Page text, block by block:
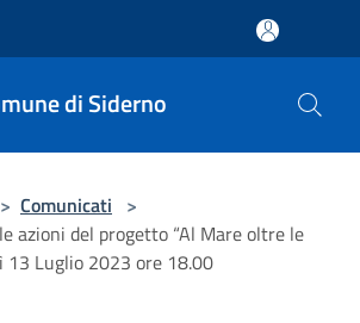
di Siderno
> Comunicati >
azioni del progetto “Al Mare oltre le
13 Luglio 2023 ore 18.00